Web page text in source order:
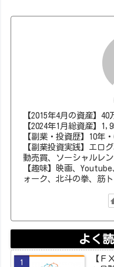
【2015年4月の資産】40
【2024年1月総資産】
【副業・投資歴】10年
【副業投資実践】エロ
動売買、ソーシャルレ
【趣味】映画、
ォーク、北斗の拳、筋
よく
【Ｆ